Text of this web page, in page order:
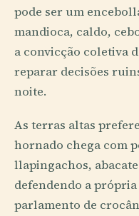
pode ser um
mandioca, caldo,
a convicção coletiva
reparar decisões
noite.
As terras altas
hornado chega com
llapingachos,
defendendo a
parlamento de